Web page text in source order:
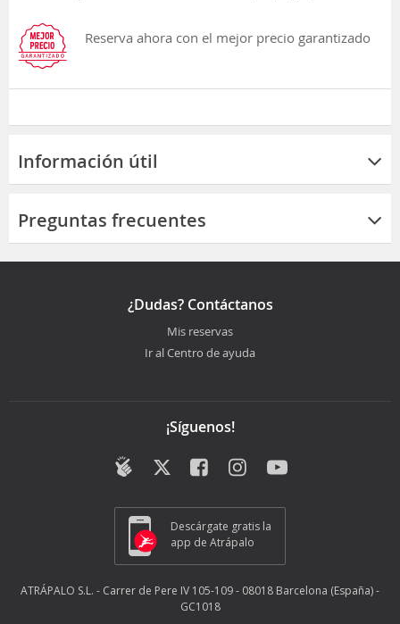
Reserva ahora con el mejor precio garantizado
Información útil
Preguntas frecuentes
¿Dudas? Contáctanos
Mis reservas
Ir al Centro de ayuda
¡Síguenos!
Descárgate gratis la
app de Atrápalo
ATRÁPALO S.L. - Carrer de Pere IV 105-109 - 08018 Barcelona (España) -
GC1018